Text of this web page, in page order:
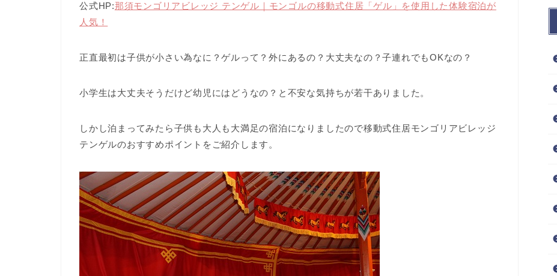
公式HP:那須モンゴリアビレッジ テンゲル｜モンゴルの移動式住居「ゲル」を使用した体験宿泊が
人気！
正直最初は子供が小さい為なに？ゲルって？外にあるの？大丈夫なの？子連れでもOKなの？
小学生は大丈夫そうだけど幼児にはどうなの？と不安な気持ちが若干ありました。
しかし泊まってみたら子供も大人も大満足の宿泊になりましたので移動式住居モンゴリアビレッジ
テンゲルのおすすめポイントをご紹介します。